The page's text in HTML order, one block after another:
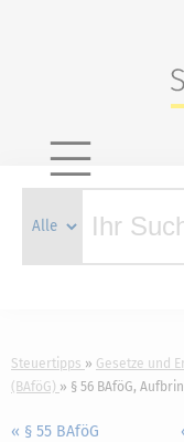
Steuertipps Gesetze und
(BAföG)
§ 56 BAföG,
« § 55 BAföG